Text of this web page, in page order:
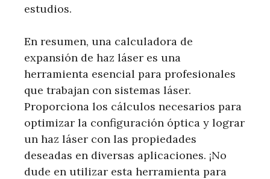
estudios.
En resumen, una calculadora de
expansión de haz láser es una
herramienta esencial para profesionales
que trabajan con sistemas láser.
Proporciona los cálculos necesarios para
optimizar la configuración óptica y lograr
un haz láser con las propiedades
deseadas en diversas aplicaciones. ¡No
dude en utilizar esta herramienta para